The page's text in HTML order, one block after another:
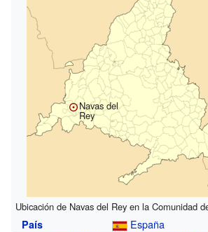
Navas del
Rey
Ubicación de Navas del Rey en la Comunidad
País
España